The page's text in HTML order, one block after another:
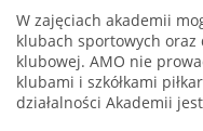
W zajęciach akademii
klubach sportowych
klubowej. AMO nie
klubami i szkółkami
działalności Akademii